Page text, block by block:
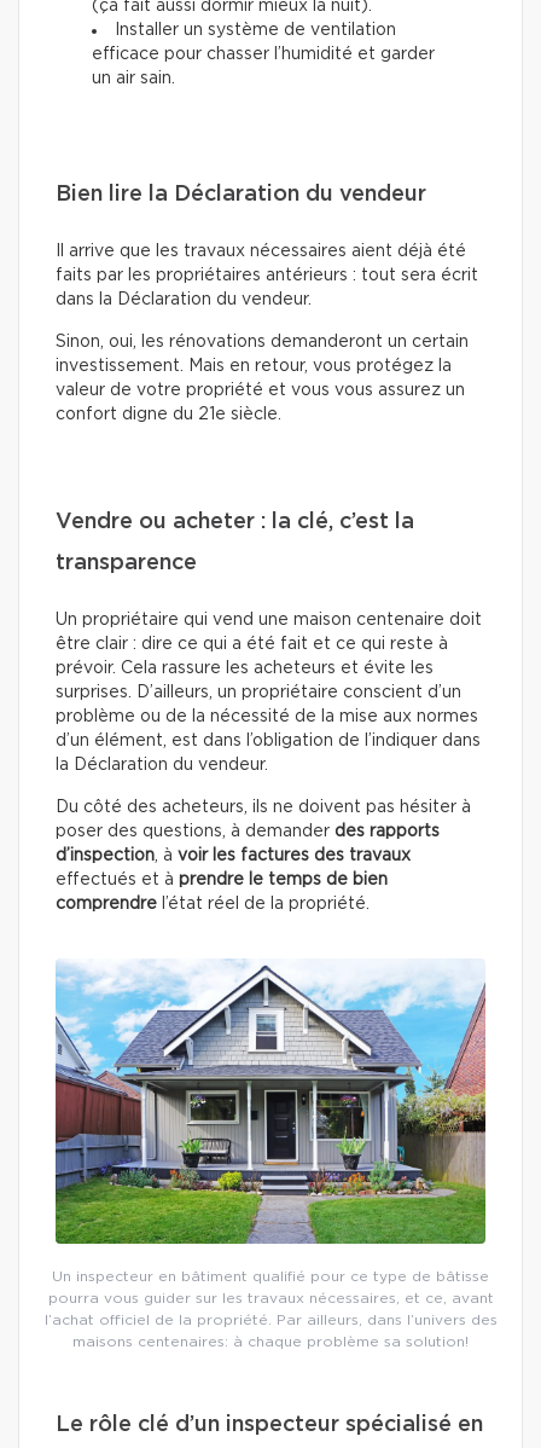
(ça fait aussi dormir mieux la nuit).
Installer un système de ventilation
efficace pour chasser l’humidité et garder
un air sain.
Bien lire la Déclaration du vendeur
Il arrive que les travaux nécessaires aient déjà été
faits par les propriétaires antérieurs : tout sera écrit
dans la Déclaration du vendeur.
Sinon, oui, les rénovations demanderont un certain
investissement. Mais en retour, vous protégez la
valeur de votre propriété et vous vous assurez un
confort digne du 21e siècle.
Vendre ou acheter : la clé, c’est la
transparence
Un propriétaire qui vend une maison centenaire doit
être clair : dire ce qui a été fait et ce qui reste à
prévoir. Cela rassure les acheteurs et évite les
surprises. D’ailleurs, un propriétaire conscient d’un
problème ou de la nécessité de la mise aux normes
d’un élément, est dans l’obligation de l’indiquer dans
la Déclaration du vendeur.
Du côté des acheteurs, ils ne doivent pas hésiter à
poser des questions, à demander des rapports
d’inspection, à voir les factures des travaux
effectués et à prendre le temps de bien
comprendre l’état réel de la propriété.
Un inspecteur en bâtiment qualifié pour ce type de bâtisse
pourra vous guider sur les travaux nécessaires, et ce, avant
l’achat officiel de la propriété. Par ailleurs, dans l’univers des
maisons centenaires: à chaque problème sa solution!
Le rôle clé d’un inspecteur spécialisé en